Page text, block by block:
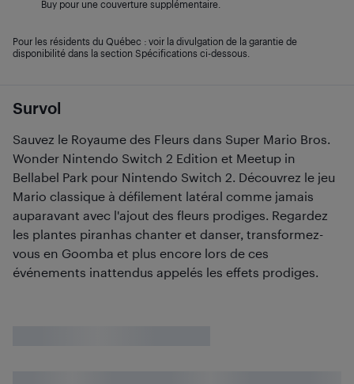
Survol
Sauvez le Royaume des Fleurs dans Super Mario Bros.
Wonder Nintendo Switch 2 Edition et Meetup in
Bellabel Park pour Nintendo Switch 2. Découvrez le jeu
Mario classique à défilement latéral comme jamais
auparavant avec l'ajout des fleurs prodiges. Regardez
les plantes piranhas chanter et danser, transformez-
vous en Goomba et plus encore lors de ces
événements inattendus appelés les effets prodiges.
Buy pour une couverture supplémentaire.
Pour les résidents du Québec : voir la divulgation de la garantie de
disponibilité dans la section Spécifications ci-dessous.